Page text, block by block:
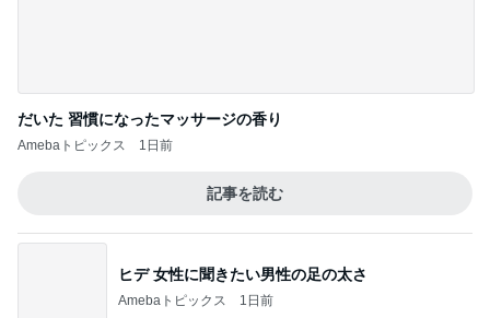
だいた 習慣になったマッサージの香り
Amebaトピックス 1日前
記事を読む
ヒデ 女性に聞きたい男性の足の太さ
Amebaトピックス 1日前